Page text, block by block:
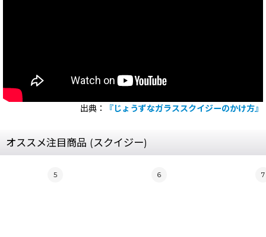
出典： 『じょうずなガラススクイジーのかけ方』
オススメ注目商品 (スクイジー)